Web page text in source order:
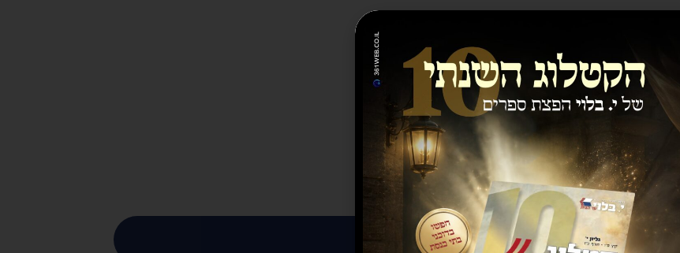
נוספים שיעניינו אותך...